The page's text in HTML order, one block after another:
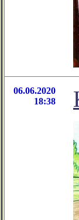
06.06.2020
18:38